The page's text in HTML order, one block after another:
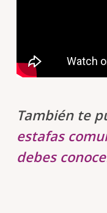
También te
estafas
debes